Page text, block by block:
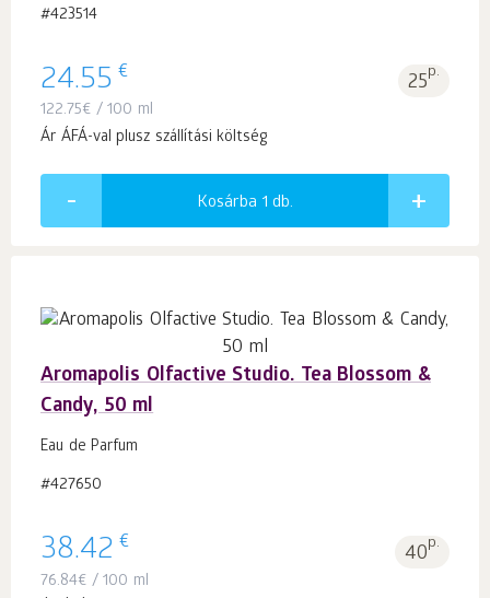
#423514
24.55 € 25p.
122.75€ / 100 ml
Ár ÁFÁ-val plusz szállítási költség
Kosárba 1 db.
Aromapolis Olfactive Studio. Tea Blossom &
Candy, 50 ml
Eau de Parfum
#427650
38.42 € 40p.
76.84€ / 100 ml